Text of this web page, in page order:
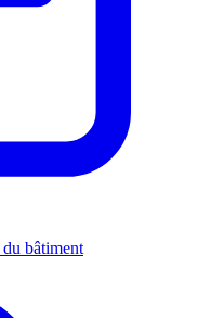
du bâtiment